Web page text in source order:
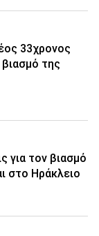
33χρονος
της
για τον βιασμό
στο Ηράκλειο